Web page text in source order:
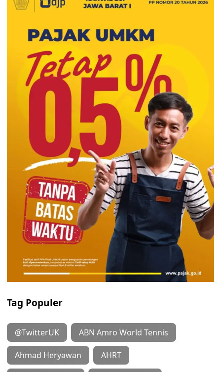
Tag Populer
@TwitterUK ABN Amro World Tennis
Ahmad Heryawan AHRT